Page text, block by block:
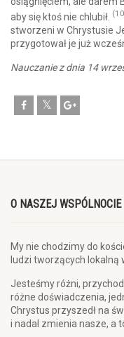
aby się ktoś nie chlubił.
stworzeni w Chrystusie
przygotował je już
Nauczanie z dnia 14
O NASZEJ WSPÓLNOCIE
My nie chodzimy do
ludzi tworzących lokalną
Jesteśmy różni,
różne doświadczenia,
Chrystus przyszedł na
i nadal zmienia nasze, a